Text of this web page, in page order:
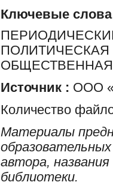
Ключевые слова
Источник : ООО
Количество
Материалы
автора,
библиотеки.